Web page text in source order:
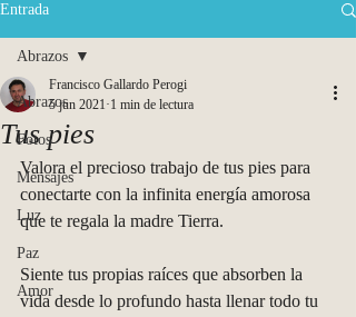
Entrada
Abrazos
Fotos
Mensajes
Luz
Paz
Amor
Abrazos
Tus pies
Francisco Gallardo Perogi
5 jun 2021 1 min de lectura
Valora el precioso trabajo de tus pies para
conectarte con la infinita energía amorosa
que te regala la madre Tierra.
Siente tus propias raíces que absorben la
vida desde lo profundo hasta llenar todo tu